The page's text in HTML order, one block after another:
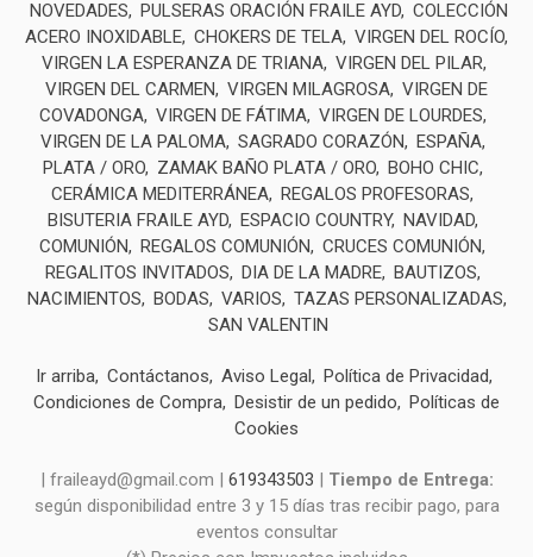
NOVEDADES PULSERAS ORACIÓN FRAILE AYD COLECCIÓN
ACERO INOXIDABLE CHOKERS DE TELA VIRGEN DEL ROCÍO
VIRGEN LA ESPERANZA DE TRIANA VIRGEN DEL PILAR
VIRGEN DEL CARMEN
VIRGEN MILAGROSA VIRGEN DE
COVADONGA VIRGEN DE FÁTIMA VIRGEN DE LOURDES
VIRGEN DE LA PALOMA SAGRADO CORAZÓN
ESPAÑA
PLATA / ORO
ZAMAK BAÑO PLATA / ORO BOHO CHIC
CERÁMICA MEDITERRÁNEA REGALOS PROFESORAS
BISUTERIA FRAILE AYD ESPACIO COUNTRY NAVIDAD
COMUNIÓN
REGALOS COMUNIÓN
CRUCES COMUNIÓN
REGALITOS INVITADOS
DIA DE LA MADRE BAUTIZOS
NACIMIENTOS
BODAS VARIOS
TAZAS PERSONALIZADAS
SAN VALENTIN
Ir arriba Contáctanos Aviso Legal
Política de Privacidad
Condiciones de Compra Desistir de un pedido
Políticas de
Cookies
| fraileayd@gmail.com | 619343503 | Tiempo de Entrega:
según disponibilidad entre 3 y 15 días tras recibir pago, para
eventos consultar